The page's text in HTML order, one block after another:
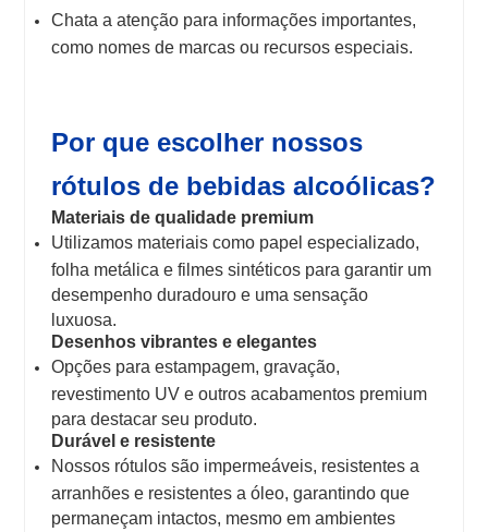
Chata a atenção para informações importantes,
como nomes de marcas ou recursos especiais.
Por que escolher nossos
rótulos de bebidas alcoólicas?
Materiais de qualidade premium
Utilizamos materiais como papel especializado,
folha metálica e filmes sintéticos para garantir um
desempenho duradouro e uma sensação
luxuosa.
Desenhos vibrantes e elegantes
Opções para estampagem, gravação,
revestimento UV e outros acabamentos premium
para destacar seu produto.
Durável e resistente
Nossos rótulos são impermeáveis, resistentes a
arranhões e resistentes a óleo, garantindo que
permaneçam intactos, mesmo em ambientes